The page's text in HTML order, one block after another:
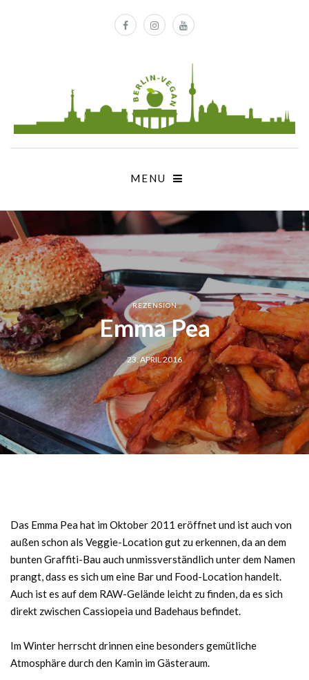
MENU
REZENSION
Emma Pea
23. APRIL 2016
Das Emma Pea hat im Oktober 2011 eröffnet und ist auch von
außen schon als Veggie-Location gut zu erkennen, da an dem
bunten Graffiti-Bau auch unmissverständlich unter dem Namen
prangt, dass es sich um eine Bar und Food-Location handelt.
Auch ist es auf dem RAW-Gelände leicht zu finden, da es sich
direkt zwischen Cassiopeia und Badehaus befindet.
Im Winter herrscht drinnen eine besonders gemütliche
Atmosphäre durch den Kamin im Gästeraum.